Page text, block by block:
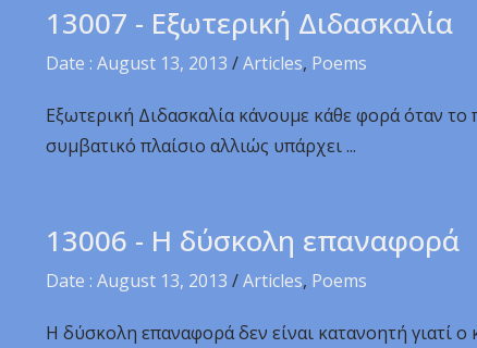
13007 - Εξωτερική Διδασκαλία
Date : August 13, 2013 /Articles, Poems
Εξωτερική Διδασκαλία κάνουμε κάθε φορά όταν
συμβατικό πλαίσιο αλλιώς υπάρχει ...
13006 - Η δύσκολη επαναφορά
Date : August 13, 2013 /Articles, Poems
Η δύσκολη επαναφορά δεν είναι κατανοητή γιατί ο